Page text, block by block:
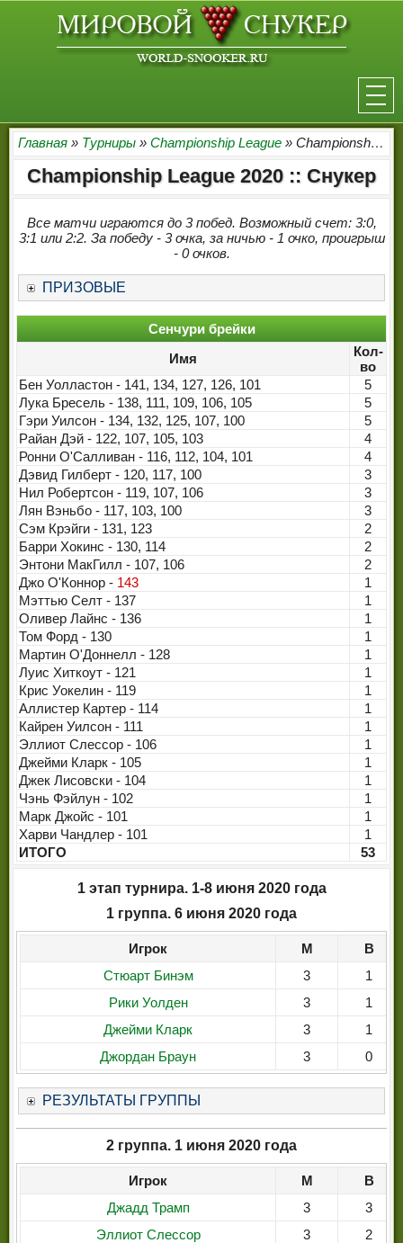
НОВОСТИ
ТУРНИРЫ
РЕЙТИНГ
ИГРОКИ
МАКСИМАЛЬНЫЕ БРЕЙКИ
РЕФЕРИ
ЧЕМПИОНЫ МИРА
ЛЕГЕНДЫ СНУКЕРА
Главная » Турниры » Championship League » Championship League 2020
Championship League 2020 :: Снукер
Все матчи играются до 3 побед. Возможный счет: 3:0,
3:1 или 2:2. За победу - 3 очка, за ничью - 1 очко, проигрыш
- 0 очков.
ПРИЗОВЫЕ
Сенчури брейки
Имя
Кол-
во
Бен Уолластон - 141, 134, 127, 126, 101
5
Лука Бресель - 138, 111, 109, 106, 105
5
Гэри Уилсон - 134, 132, 125, 107, 100
5
Райан Дэй - 122, 107, 105, 103
4
Ронни О'Салливан - 116, 112, 104, 101
4
Дэвид Гилберт - 120, 117, 100
3
Нил Робертсон - 119, 107, 106
3
Лян Вэньбо - 117, 103, 100
3
Сэм Крэйги - 131, 123
2
Барри Хокинс - 130, 114
2
Энтони МакГилл - 107, 106
2
Джо О'Коннор - 143
1
Мэттью Селт - 137
1
Оливер Лайнс - 136
1
Том Форд - 130
1
Мартин О'Доннелл - 128
1
Луис Хиткоут - 121
1
Крис Уокелин - 119
1
Аллистер Картер - 114
1
Кайрен Уилсон - 111
1
Эллиот Слессор - 106
1
Джейми Кларк - 105
1
Джек Лисовски - 104
1
Чэнь Фэйлун - 102
1
Марк Джойс - 101
1
Харви Чандлер - 101
1
ИТОГО
53
1 этап турнира. 1-8 июня 2020 года
1 группа. 6 июня 2020 года
Игрок М
В
Стюарт Бинэм
3
1
Рики Уолден
3
1
Джейми Кларк
3
1
Джордан Браун
3 0
РЕЗУЛЬТАТЫ ГРУППЫ
2 группа. 1 июня 2020 года
Игрок М
В
Джадд Трамп
3
3
Эллиот Слессор
3
2